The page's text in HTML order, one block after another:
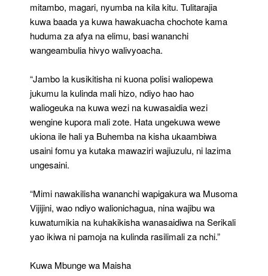
mitambo, magari, nyumba na kila kitu. Tulitarajia
kuwa baada ya kuwa hawakuacha chochote kama
huduma za afya na elimu, basi wananchi
wangeambulia hivyo walivyoacha.
“Jambo la kusikitisha ni kuona polisi waliopewa
jukumu la kulinda mali hizo, ndiyo hao hao
waliogeuka na kuwa wezi na kuwasaidia wezi
wengine kupora mali zote. Hata ungekuwa wewe
ukiona ile hali ya Buhemba na kisha ukaambiwa
usaini fomu ya kutaka mawaziri wajiuzulu, ni lazima
ungesaini.
“Mimi nawakilisha wananchi wapigakura wa Musoma
Vijijini, wao ndiyo walionichagua, nina wajibu wa
kuwatumikia na kuhakikisha wanasaidiwa na Serikali
yao ikiwa ni pamoja na kulinda rasilimali za nchi.”
Kuwa Mbunge wa Maisha